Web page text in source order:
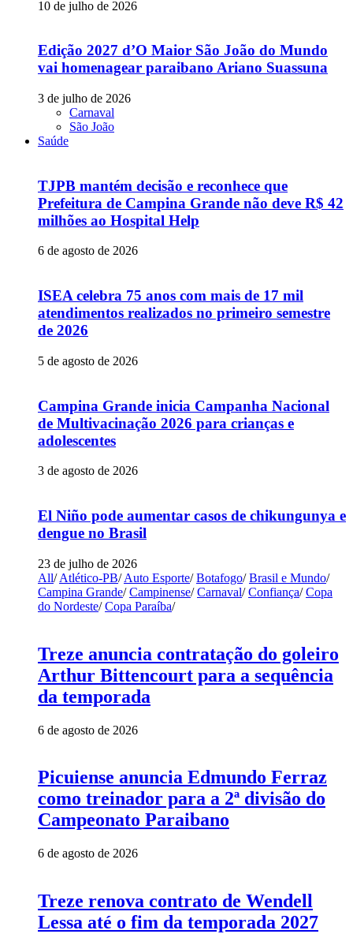
10 de julho de 2026
Edição 2027 d’O Maior São João do Mundo
vai homenagear paraibano Ariano Suassuna
3 de julho de 2026
Carnaval
São João
Saúde
TJPB mantém decisão e reconhece que
Prefeitura de Campina Grande não deve R$ 42
milhões ao Hospital Help
6 de agosto de 2026
ISEA celebra 75 anos com mais de 17 mil
atendimentos realizados no primeiro semestre
de 2026
5 de agosto de 2026
Campina Grande inicia Campanha Nacional
de Multivacinação 2026 para crianças e
adolescentes
3 de agosto de 2026
El Niño pode aumentar casos de chikungunya e
dengue no Brasil
23 de julho de 2026
All/ Atlético-PB/ Auto Esporte/ Botafogo/ Brasil e Mundo/
Campina Grande/ Campinense/ Carnaval/ Confiança/ Copa
do Nordeste/ Copa Paraíba/
Treze anuncia contratação do goleiro
Arthur Bittencourt para a sequência
da temporada
6 de agosto de 2026
Picuiense anuncia Edmundo Ferraz
como treinador para a 2ª divisão do
Campeonato Paraibano
6 de agosto de 2026
Treze renova contrato de Wendell
Lessa até o fim da temporada 2027